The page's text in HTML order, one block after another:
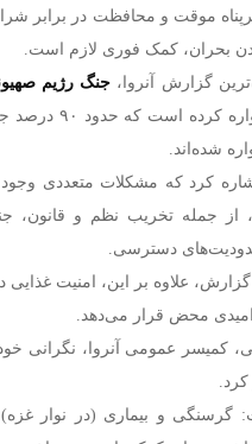
موقت و محافظت در برابر
بحران، کمک فوری لازم است.
گزارش آنروا، جنگ رژیم
شده‌اند.
کرد که مشکلات متعددی
جمله تخریب نظم و قانون،
دسترسی.
علاوه بر این، امنیت
محض قرار می‌دهد.
کمیسر عمومی آنروا، نگرانی
گرسنگی و بیماری (در نوار غزه)